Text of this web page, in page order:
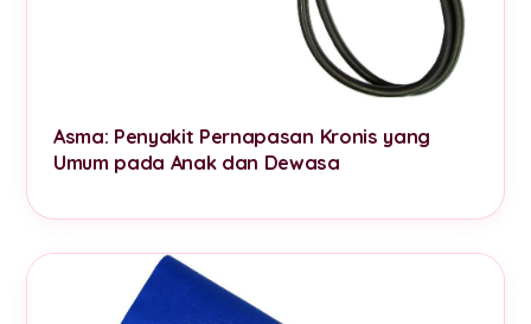
Asma: Penyakit Pernapasan Kronis yang
Umum pada Anak dan Dewasa